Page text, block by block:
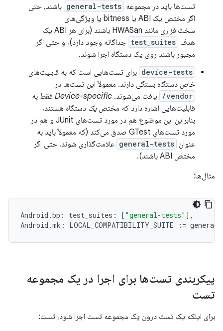
تست‌ها باید در مجموعه general-tests باشند، حتی
اگر مختص یک ABI یا bitness یا ویژگی‌های
سخت‌افزاری مانند HWASan باشند (برای هر ABI یک
هدف test_suites جداگانه وجود دارد)، و حتی اگر
مجبور باشند روی یک دستگاه اجرا شوند.
device-tests برای تست‌هایی است که به قابلیت‌های
خاص دستگاه بستگی دارند. معمولاً این تست‌ها در
vendor/ یافت می‌شوند. Device-specific فقط به
قابلیت‌هایی اشاره دارد که مختصیک دستگاه هستند،
بنابراین این موضوع هم در مورد تست‌های JUnit و هم در
مورد تست‌های GTest صدق می‌کند (که معمولاً باید به
عنوان general-tests علامت‌گذاری شوند، حتی اگر
مختص ABI باشند).
مثال‌ها:
Android .bp : test_suites : [ "general-tests" ] ,
Android .mk : LOCAL_COMPATIBILITY_SUITE := general
پیکربندی تست‌ها برای اجرا در یک مجموعه
تست
برای اینکه یک تست درون یک مجموعه تست اجرا شود، تست: